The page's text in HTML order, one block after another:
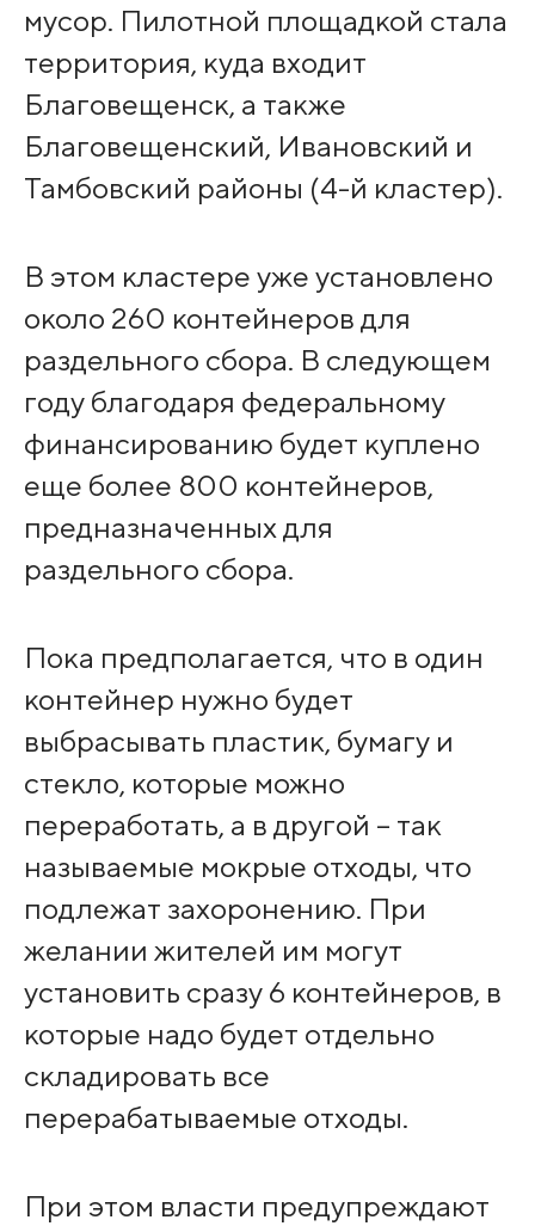
мусор. Пилотной площадкой стала
территория, куда входит
Благовещенск, а также
Благовещенский, Ивановский и
Тамбовский районы (4-й кластер).
В этом кластере уже установлено
около 260 контейнеров для
раздельного сбора. В следующем
году благодаря федеральному
финансированию будет куплено
еще более 800 контейнеров,
предназначенных для
раздельного сбора.
Пока предполагается, что в один
контейнер нужно будет
выбрасывать пластик, бумагу и
стекло, которые можно
переработать, а в другой – так
называемые мокрые отходы, что
подлежат захоронению. При
желании жителей им могут
установить сразу 6 контейнеров, в
которые надо будет отдельно
складировать все
перерабатываемые отходы.
При этом власти предупреждают